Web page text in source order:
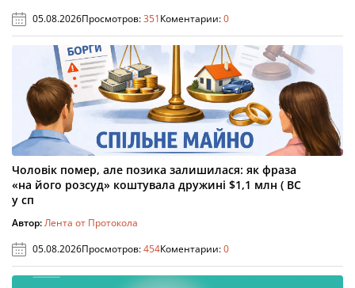
05.08.2026Просмотров:351Коментарии:0
Чоловік помер, але позика залишилася: як фраза
«на його розсуд» коштувала дружині $1,1 млн ( ВС
у сп
Автор:Лента от Протокола
05.08.2026Просмотров:454Коментарии:0